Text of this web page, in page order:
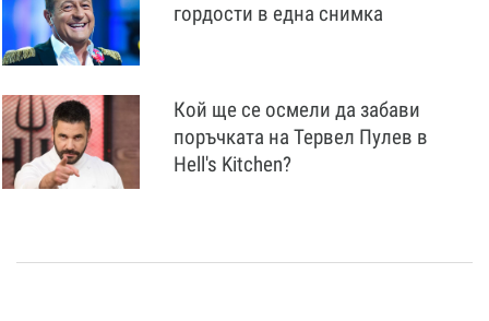
гордости в една снимка
Кой ще се осмели да забави
поръчката на Тервел Пулев в
Hell's Kitchen?